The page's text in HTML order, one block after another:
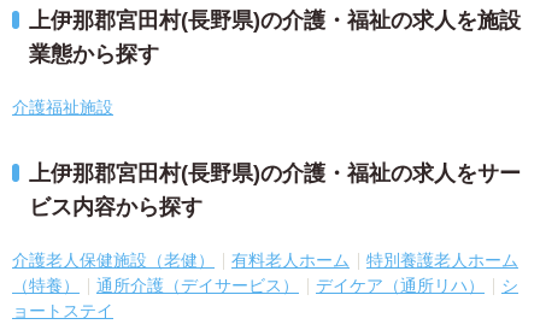
上伊那郡宮田村(長野県)の介護・福祉の求人を施設
業態から探す
介護福祉施設
上伊那郡宮田村(長野県)の介護・福祉の求人をサー
ビス内容から探す
介護老人保健施設（老健） 有料老人ホーム
特別養護老人ホーム
（特養）
通所介護（デイサービス） デイケア（通所リハ）
シ
ョートステイ